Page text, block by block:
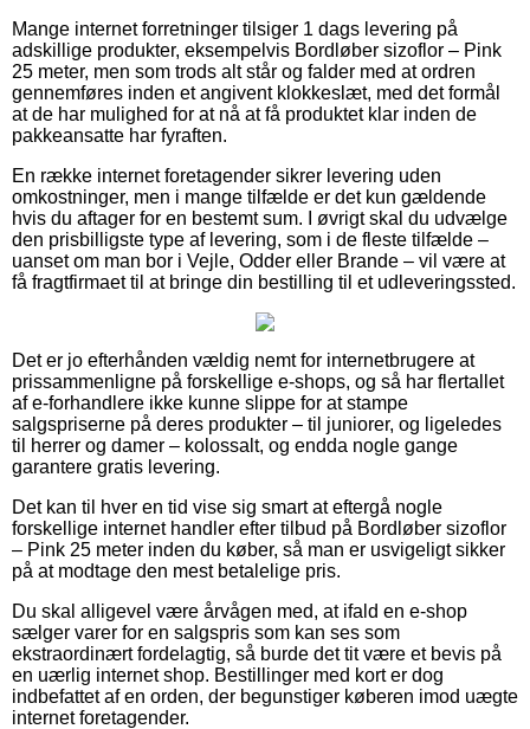
Mange internet forretninger tilsiger 1 dags levering på
adskillige produkter, eksempelvis Bordløber sizoflor – Pink
25 meter, men som trods alt står og falder med at ordren
gennemføres inden et angivent klokkeslæt, med det formål
at de har mulighed for at nå at få produktet klar inden de
pakkeansatte har fyraften.
En række internet foretagender sikrer levering uden
omkostninger, men i mange tilfælde er det kun gældende
hvis du aftager for en bestemt sum. I øvrigt skal du udvælge
den prisbilligste type af levering, som i de fleste tilfælde –
uanset om man bor i Vejle, Odder eller Brande – vil være at
få fragtfirmaet til at bringe din bestilling til et udleveringssted.
Det er jo efterhånden vældig nemt for internetbrugere at
prissammenligne på forskellige e-shops, og så har flertallet
af e-forhandlere ikke kunne slippe for at stampe
salgspriserne på deres produkter – til juniorer, og ligeledes
til herrer og damer – kolossalt, og endda nogle gange
garantere gratis levering.
Det kan til hver en tid vise sig smart at eftergå nogle
forskellige internet handler efter tilbud på Bordløber sizoflor
– Pink 25 meter inden du køber, så man er usvigeligt sikker
på at modtage den mest betalelige pris.
Du skal alligevel være årvågen med, at ifald en e-shop
sælger varer for en salgspris som kan ses som
ekstraordinært fordelagtig, så burde det tit være et bevis på
en uærlig internet shop. Bestillinger med kort er dog
indbefattet af en orden, der begunstiger køberen imod uægte
internet foretagender.